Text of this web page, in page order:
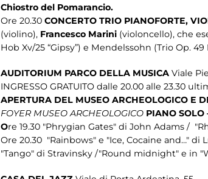
Chiostro del Pomarancio.
Ore 20.30 CONCERTO TRIO PIANOFORTE,
(violino), Francesco Marini (violoncello), che
Hob Xv/25 “Gipsy”) e Mendelssohn (Trio Op. 49
AUDITORIUM PARCO DELLA MUSICA Viale
INGRESSO GRATUITO dalle 20.00 alle 23.30
APERTURA DEL MUSEO ARCHEOLOGICO E
FOYER MUSEO ARCHEOLOGICO PIANO SOLO
Ore 19.30 "Phrygian Gates" di John Adams /
Ore 20.30 "Rainbows" e "Ice, Cocaine and…"
"Tango" di Stravinsky /"Round midnight" e in